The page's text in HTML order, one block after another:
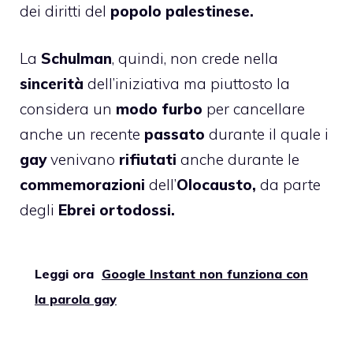
dei diritti del popolo palestinese.
La Schulman, quindi, non crede nella
sincerità dell’iniziativa ma piuttosto la
considera un modo furbo per cancellare
anche un recente passato durante il quale i
gayvenivano rifiutati anche durante le
commemorazioni dell’Olocausto, da parte
degli Ebrei ortodossi.
Leggi ora Google Instant non funziona con
la parola gay